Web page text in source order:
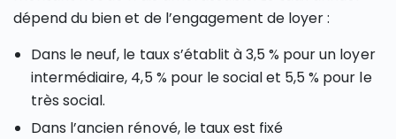
dépend du bien et de l’engagement de loyer :
Dans le neuf, le taux s’établit à 3,5 % pour un loyer
intermédiaire, 4,5 % pour le social et 5,5 % pour le
très social.
Dans l’ancien rénové, le taux est fixé